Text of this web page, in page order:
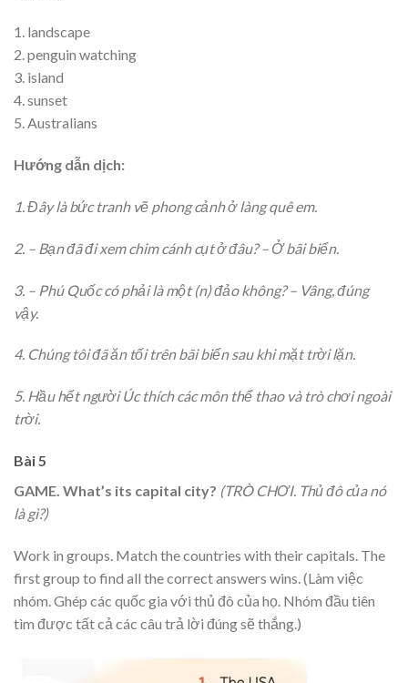
1. landscape
2. penguin watching
3. island
4. sunset
5. Australians
Hướng dẫn dịch:
1. Đây là bức tranh vẽ phong cảnh ở làng quê em.
2. – Bạn đã đi xem chim cánh cụt ở đâu? – Ở bãi biển.
3. – Phú Quốc có phải là một (n) đảo không? – Vâng, đúng
vậy.
4. Chúng tôi đã ăn tối trên bãi biển sau khi mặt trời lặn.
5. Hầu hết người Úc thích các môn thể thao và trò chơi ngoài
trời.
Bài 5
GAME. What’s its capital city? (TRÒ CHƠI. Thủ đô của nó
là gì?)
Work in groups. Match the countries with their capitals. The
first group to find all the correct answers wins. (Làm việc
nhóm. Ghép các quốc gia với thủ đô của họ. Nhóm đầu tiên
tìm được tất cả các câu trả lời đúng sẽ thắng.)